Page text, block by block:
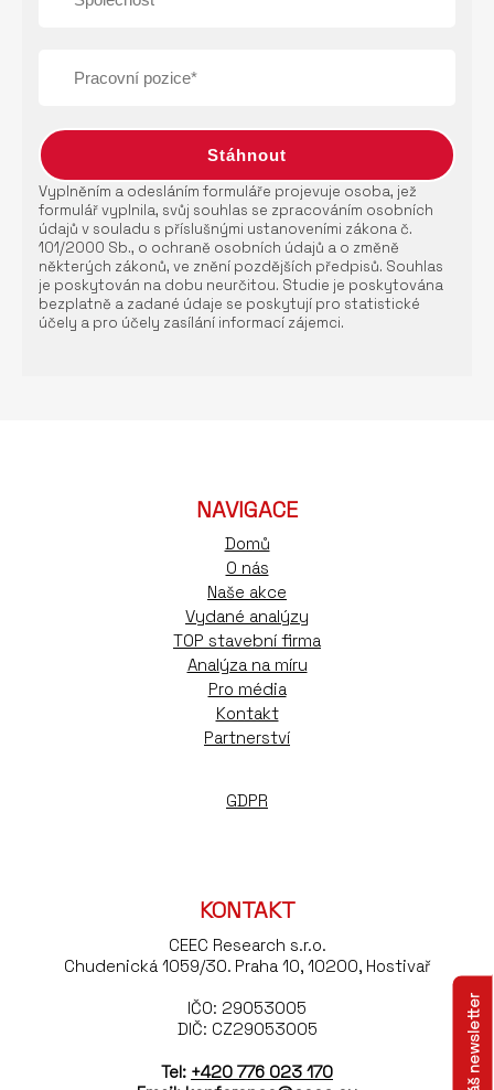
Vyplněním a odesláním formuláře projevuje osoba, jež
formulář vyplnila, svůj souhlas se zpracováním osobních
údajů v souladu s příslušnými ustanoveními zákona č.
101/2000 Sb., o ochraně osobních údajů a o změně
některých zákonů, ve znění pozdějších předpisů. Souhlas
je poskytován na dobu neurčitou. Studie je poskytována
bezplatně a zadané údaje se poskytují pro statistické
účely a pro účely zasílání informací zájemci.
NAVIGACE
Domů
O nás
Naše akce
Vydané analýzy
TOP stavební firma
Analýza na míru
Pro média
Kontakt
Partnerství
GDPR
KONTAKT
CEEC Research s.r.o.
Chudenická 1059/30. Praha 10, 10200, Hostivař
IČO: 29053005
DIČ: CZ29053005
Tel: +420 776 023 170